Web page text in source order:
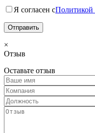
Я согласен сПолитикой
×
Отзыв
Оставьте отзыв